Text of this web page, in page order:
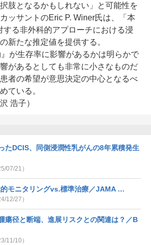
肢となるかもしれない」と可能性を
ッサントのEric P. Winer氏は、「本
する非外科的アプローチにおける浸
新たな推定値を提供する。
』が生存率に影響があるかは明らかで
があるとしても非常に小さなものだ
者の希望が意思決定の中心となるべ
ている。
浩子）
たDCIS、同側浸潤性乳がんの8年累積発生
07/21）
低リスクDCIS、積極的モニタリングvs.標準治療／JAMA …
12/27）
瘍径と断端、進展リスクとの関連は？／B
11/10）